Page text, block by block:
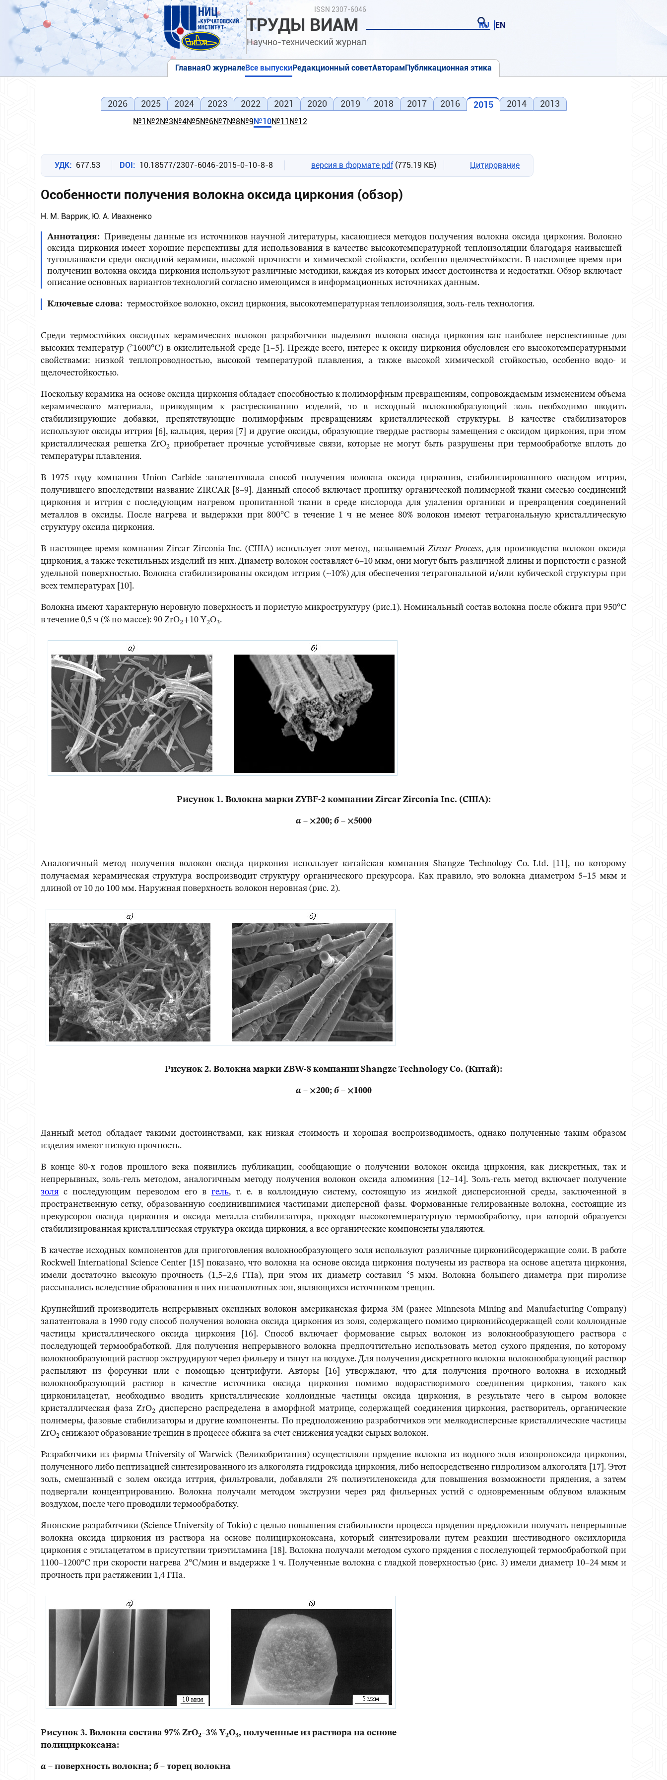
Перейти
основному
содержанию
ISSN 2307-6046
ТРУДЫ ВИАМ
Научно-технический журнал
RU
EN
Основная
ГлавнаяО журналеВсе выпускиРедакционный советАвторамПубликационная этика
2026 2025 2024 2023 2022 2021 2020 2019 2018 2017 2016 2015
№1 №2№3№4№5№6№7№8№9№10№11 №12
2014 2013
УДК 677.53 DOI 10.18577/2307-6046-2015-0-10-8-8 версия в формате pdf (775.19 КБ) Цитирование
Особенности получения волокна оксида циркония (обзор)
Н. М. Варрик, Ю. А. Ивахненко
Аннотация
Приведены данные из источников научной литературы, касающиеся методов получения волокна оксида циркония. Волокно
оксида циркония имеет хорошие перспективы для использования в качестве высокотемпературной теплоизоляции благодаря наивысшей
тугоплавкости среди оксидной керамики, высокой прочности и химической стойкости, особенно щелочестойкости. В настоящее время при
получении волокна оксида циркония используют различные методики, каждая из которых имеет достоинства и недостатки. Обзор включает
описание основных вариантов технологий согласно имеющимся в информационных источниках данным.
Ключевые слова термостойкое волокно, оксид циркония, высокотемпературная теплоизоляция, золь-гель технология.
Среди термостойких оксидных керамических волокон разработчики выделяют волокна оксида циркония как наиболее перспективные для
высоких температур (˃1600°С) в окислительной среде [1–5]. Прежде всего, интерес к оксиду циркония обусловлен его высокотемпературными
свойствами: низкой теплопроводностью, высокой температурой плавления, а также высокой химической стойкостью, особенно водо- и
щелочестойкостью.
Поскольку керамика на основе оксида циркония обладает способностью к полиморфным превращениям, сопровождаемым изменением объема
керамического материала, приводящим к растрескиванию изделий, то в исходный волокнообразующий золь необходимо вводить
стабилизирующие добавки, препятствующие полиморфным превращениям кристаллической структуры. В качестве стабилизаторов
используют оксиды иттрия [6], кальция, церия [7] и другие оксиды, образующие твердые растворы замещения с оксидом циркония, при этом
кристаллическая решетка ZrО2
приобретает прочные устойчивые связи, которые не могут быть разрушены при термообработке вплоть до
температуры плавления.
В 1975 году компания Union Carbide запатентовала способ получения волокна оксида циркония, стабилизированного оксидом иттрия,
получившего впоследствии название ZIRCAR [8–9]. Данный способ включает пропитку органической полимерной ткани смесью соединений
циркония и иттрия с последующим нагревом пропитанной ткани в среде кислорода для удаления органики и превращения соединений
металлов в оксиды. После нагрева и выдержки при 800°С в течение 1 ч не менее 80% волокон имеют тетрагональную кристаллическую
структуру оксида циркония.
В настоящее время компания Zircar Zirconia Inc. (США) использует этот метод, называемыйZircar Process, для производства волокон оксида
циркония, а также текстильных изделий из них. Диаметр волокон составляет 6–10 мкм, они могут быть различной длины и пористости с разной
удельной поверхностью. Волокна стабилизированы оксидом иттрия (~10%) для обеспечения тетрагональной и/или кубической структуры при
всех температурах [10].
Волокна имеют характерную неровную поверхность и пористую микроструктуру (рис.1). Номинальный состав волокна после обжига при 950°С
в течение 0,5 ч (% по массе): 90 ZrO2+10 Y2O3.
Рисунок 1. Волокна марки ZYBF-2 компании Zircar Zirconia Inc. (США):
а – ×200; б– ×5000
Аналогичный метод получения волокон оксида циркония использует китайская компания Shangze Technology Co. Ltd. [11], по которому
получаемая керамическая структура воспроизводит структуру органического прекурсора. Как правило, это волокна диаметром 5–15 мкм и
длиной от 10 до 100 мм. Наружная поверхность волокон неровная (рис. 2).
Рисунок 2. Волокна марки ZBW-8 компании Shangze Technology Co. (Китай):
а – ×200; б– ×1000
Данный метод обладает такими достоинствами, как низкая стоимость и хорошая воспроизводимость, однако полученные таким образом
изделия имеют низкую прочность.
В конце 80-х годов прошлого века появились публикации, сообщающие о получении волокон оксида циркония, как дискретных, так и
непрерывных, золь-гель методом, аналогичным методу получения волокон оксида алюминия [12–14]. Золь-гель метод включает получение
золя с последующим переводом его в гель, т. е. в коллоидную систему, состоящую из жидкой дисперсионной среды, заключенной в
пространственную сетку, образованную соединившимися частицами дисперсной фазы. Формованные гелированные волокна, состоящие из
прекурсоров оксида циркония и оксида металла-стабилизатора, проходят высокотемпературную термообработку, при которой образуется
стабилизированная кристаллическая структура оксида циркония, а все органические компоненты удаляются.
В качестве исходных компонентов для приготовления волокнообразующего золя используют различные цирконийсодержащие соли. В работе
Rockwell International Science Center [15] показано, что волокна на основе оксида циркония получены из раствора на основе ацетата циркония,
имели достаточно высокую прочность (1,5–2,6 ГПа), при этом их диаметр составил ˂5 мкм. Волокна большего диаметра при пиролизе
рассыпались вследствие образования в них низкоплотных зон, являющихся источником трещин.
Крупнейший производитель непрерывных оксидных волокон американская фирма 3М (ранее Minnesota Mining and Manufacturing Company)
запатентовала в 1990 году способ получения волокна оксида циркония из золя, содержащего помимо цирконийсодержащей соли коллоидные
частицы кристаллического оксида циркония [16]. Способ включает формование сырых волокон из волокнообразующего раствора с
последующей термообработкой. Для получения непрерывного волокна предпочтительно использовать метод сухого прядения, по которому
волокнообразующий раствор экструдируют через фильеру и тянут на воздухе. Для получения дискретного волокна волокнообразующий раствор
распыляют из форсунки или с помощью центрифуги. Авторы [16] утверждают, что для получения прочного волокна в исходный
волокнообразующий раствор в качестве источника оксида циркония помимо водорастворимого соединения циркония, такого как
цирконилацетат, необходимо вводить кристаллические коллоидные частицы оксида циркония, в результате чего в сыром волокне
кристаллическая фаза ZrO2
дисперсно распределена в аморфной матрице, содержащей соединения циркония, растворитель, органические
полимеры, фазовые стабилизаторы и другие компоненты. По предположению разработчиков эти мелкодисперсные кристаллические частицы
ZrO2 снижают образование трещин в процессе обжига за счет снижения усадки сырых волокон.
Разработчики из фирмы University of Warwick (Великобритания) осуществляли прядение волокна из водного золя изопропоксида циркония,
полученного либо пептизацией синтезированного из алкоголята гидроксида циркония, либо непосредственно гидролизом алкоголята [17]. Этот
золь, смешанный с золем оксида иттрия, фильтровали, добавляли 2% полиэтиленоксида для повышения возможности прядения, а затем
подвергали концентрированию. Волокна получали методом экструзии через ряд фильерных устий с одновременным обдувом влажным
воздухом, после чего проводили термообработку.
Японские разработчики (Science University of Tokio) с целью повышения стабильности процесса прядения предложили получать непрерывные
волокна оксида циркония из раствора на основе полицирконоксана, который синтезировали путем реакции шестиводного оксихлорида
циркония с этилацетатом в присутствии триэтиламина [18]. Волокна получали методом сухого прядения с последующей термообработкой при
1100–1200°С при скорости нагрева 2°С/мин и выдержке 1 ч. Полученные волокна с гладкой поверхностью (рис. 3) имели диаметр 10–24 мкм и
прочность при растяжении 1,4 ГПа.
Рисунок 3. Волокна состава 97% ZrO2–3% Y2O3, полученные из раствора на основе
полициркоксана:
а – поверхность волокна; б – торец волокна